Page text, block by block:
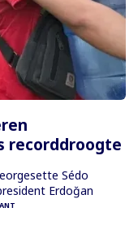
recorddroogte
Sédo
Erdoğan